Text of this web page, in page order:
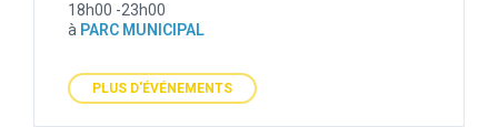
18h00 -23h00
à PARC MUNICIPAL
PLUS D'ÉVÉNEMENTS